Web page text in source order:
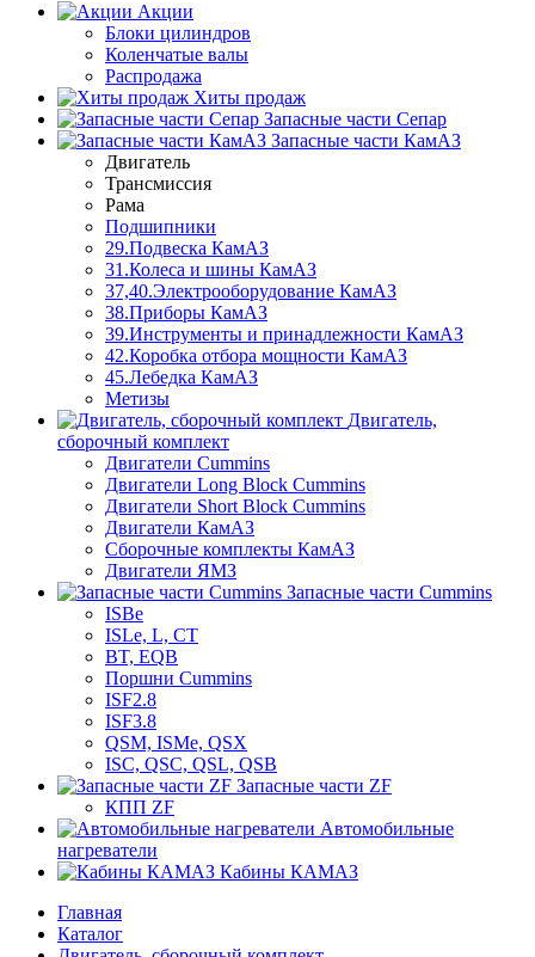
Акции
Блоки цилиндров
Коленчатые валы
Распродажа
Хиты продаж
Запасные части Сепар
Запасные части КамАЗ
Двигатель
Трансмиссия
Рама
Подшипники
29.Подвеска КамАЗ
31.Колеса и шины КамАЗ
37,40.Электрооборудование КамАЗ
38.Приборы КамАЗ
39.Инструменты и принадлежности КамАЗ
42.Коробка отбора мощности КамАЗ
45.Лебедка КамАЗ
Метизы
Двигатель,
сборочный комплект
Двигатели Cummins
Двигатели Long Bloсk Cummins
Двигатели Short Bloсk Cummins
Двигатели КамАЗ
Сборочные комплекты КамАЗ
Двигатели ЯМЗ
Запасные части Cummins
ISBe
ISLe, L, CT
BT, EQB
Поршни Cummins
ISF2.8
ISF3.8
QSM, ISMe, QSX
ISC, QSC, QSL, QSB
Запасные части ZF
КПП ZF
Автомобильные
нагреватели
Кабины КАМАЗ
Главная
Каталог